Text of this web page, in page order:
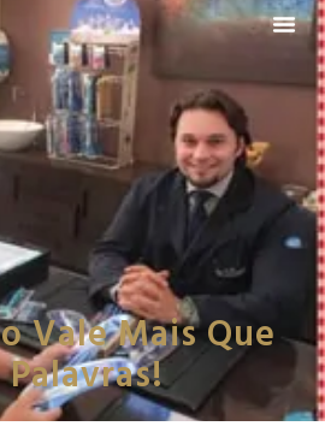
Vale Mais Que